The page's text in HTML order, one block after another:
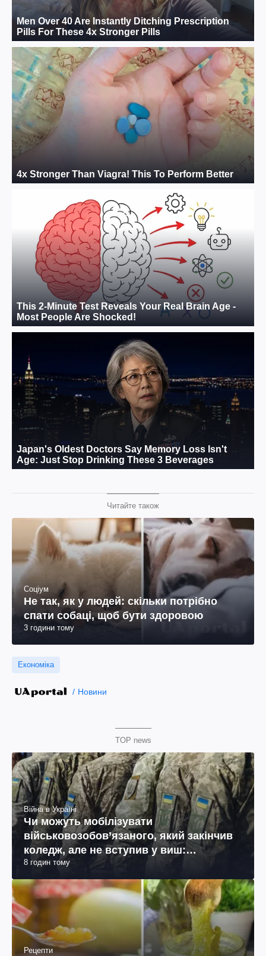
Читайте також
Соціум
Не так, як у людей: скільки потрібно
спати собаці, щоб бути здоровою
3 години тому
Економіка
Новини
TOP news
Війна в Україні
Чи можуть мобілізувати
військовозобов’язаного, який закінчив
коледж, але не вступив у виш:
пояснення юриста
8 годин тому
Рецепти